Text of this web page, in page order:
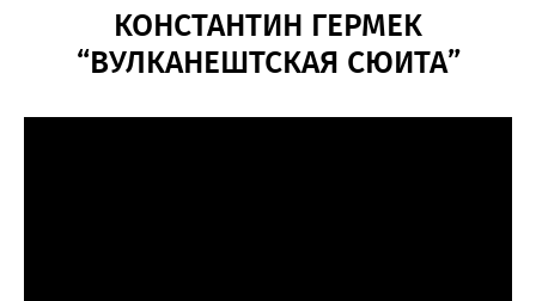
КОНСТАНТИН ГЕРМЕК
“ВУЛКАНЕШТСКАЯ СЮИТА”